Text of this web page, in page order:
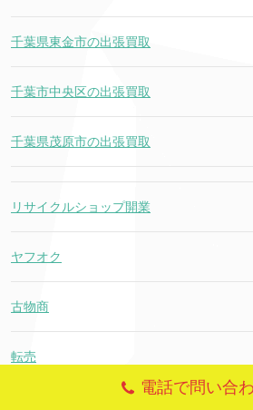
千葉県東金市の出張買取
千葉市中央区の出張買取
千葉県茂原市の出張買取
リサイクルショップ開業
ヤフオク
古物商
転売
電話で問い合